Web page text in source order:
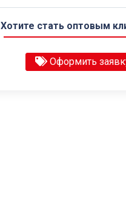
Хотите стать оптовым
Оформить